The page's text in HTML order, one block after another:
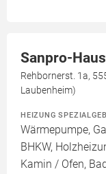
Sanpro-
Rehbornerst. 1a,
Laubenheim)
HEIZUNG
Wärmepumpe,
BHKW,
Kamin / Ofen,